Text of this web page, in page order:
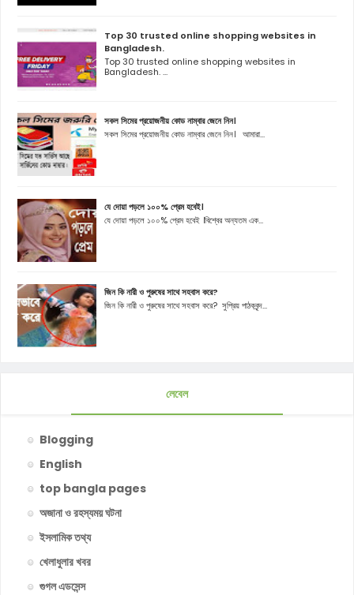
Top 30 trusted online shopping websites in
Bangladesh.
Top 30 trusted online shopping websites in
Bangladesh. ...
সকল সিমের প্রয়োজনীয় কোড নাম্বার জেনে নিন।
সকল সিমের প্রয়োজনীয় কোড নাম্বার জেনে নিন। আমারা...
যে দোয়া পড়লে ১০০% প্রেম হবেই।
যে দোয়া পড়লে ১০০% প্রেম হবেই ।বিশ্বের অন্যতম এক...
জিন কি নারী ও পুরুষের সাথে সহবাস করে?
জিন কি নারী ও পুরুষের সাথে সহবাস করে? সুপ্রিয় পাঠকবৃন্দ...
লেবেল
Blogging
English
top bangla pages
অজানা ও রহস্যময় ঘটনা
ইসলামিক তথ্য
খেলাধুলার খবর
গুগল এডসেন্স